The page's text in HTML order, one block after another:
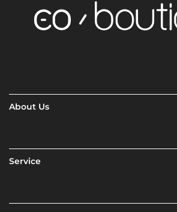
About Us
Service